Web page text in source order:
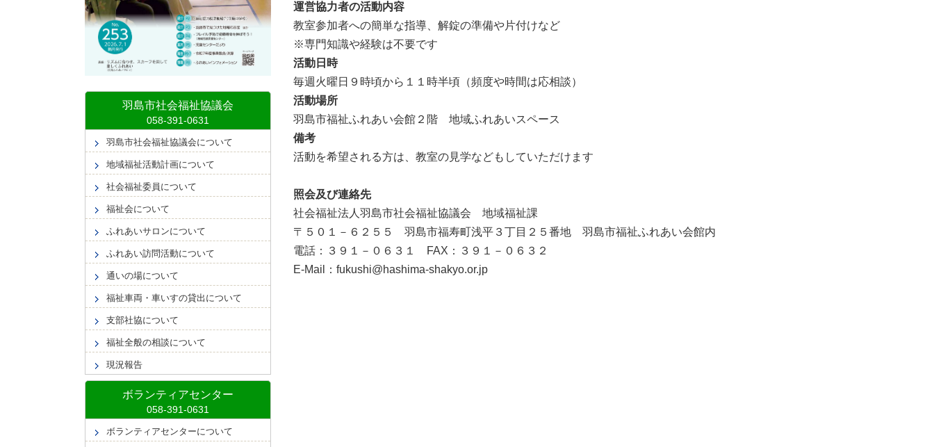
運営協力者の活動内容
教室参加者への簡単な指導、解錠の準備や片付けなど
※専門知識や経験は不要です
活動日時
毎週火曜日９時頃から１１時半頃（頻度や時間は応相談）
活動場所
羽島市福祉ふれあい会館２階 地域ふれあいスペース
備考
活動を希望される方は、教室の見学などもしていただけます
照会及び連絡先
社会福祉法人羽島市社会福祉協議会 地域福祉課
〒５０１－６２５５ 羽島市福寿町浅平３丁目２５番地 羽島市福祉ふれあい会館内
電話：３９１－０６３１ FAX：３９１－０６３２
E-Mail：fukushi@hashima-shakyo.or.jp
羽島市社会福祉協議会
羽島市社会福祉協議会について
地域福祉活動計画について
社会福祉委員について
福祉会について
ふれあいサロンについて
ふれあい訪問活動について
通いの場について
福祉車両・車いすの貸出について
支部社協について
福祉全般の相談について
現況報告
ボランティアセンター
ボランティアセンターについて